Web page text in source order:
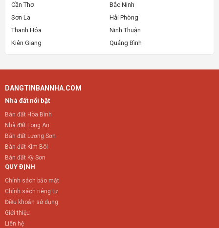
Cần Thơ
Bắc Ninh
Sơn La
Hải Phòng
Thanh Hóa
Ninh Thuận
Kiên Giang
Quảng Bình
DANGTINBANNHA.COM
Nhà đất nổi bật
Bán đất Hòa Bình
Nhà đất Long An
Bán đất Lương Sơn
Bán đất Kim Bôi
Bán đất Kỳ Sơn
QUY ĐỊNH
Chính sách bảo mật
Chính sách riêng tư
Điều khoản sử dụng
Giới thiệu
Liên hệ